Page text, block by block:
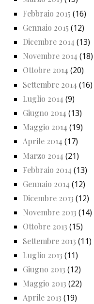
Febbraio 2015 (16)
Gennaio 2015 (12)
Dicembre 2014 (13)
Novembre 2014 (18)
Ottobre 2014 (20)
Settembre 2014 (16)
Luglio 2014 (9)
Giugno 2014 (13)
Maggio 2014 (19)
Aprile 2014 (17)
Marzo 2014 (21)
Febbraio 2014 (13)
Gennaio 2014 (12)
Dicembre 2013 (12)
Novembre 2013 (14)
Ottobre 2013 (15)
Settembre 2013 (11)
Luglio 2013 (11)
Giugno 2013 (12)
Maggio 2013 (22)
Aprile 2013 (19)